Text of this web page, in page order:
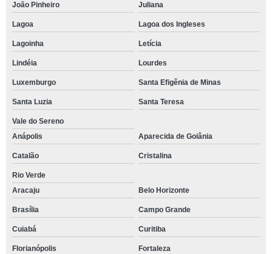
João Pinheiro Juliana
Lagoa Lagoa dos Ingleses
Lagoinha Letícia
Lindéia Lourdes
Luxemburgo Santa Efigênia de Minas
Santa Luzia Santa Teresa
Vale do Sereno
Anápolis
Aparecida de Goiânia
Catalão Cristalina
Rio Verde
Aracaju
Belo Horizonte
Brasília Campo Grande
Cuiabá Curitiba
Florianópolis Fortaleza